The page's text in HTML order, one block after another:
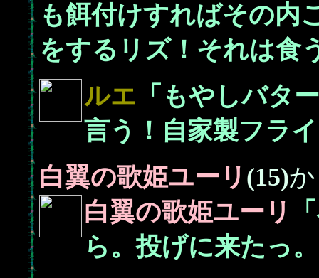
も餌付けすればその内
をするリズ！それは食
ルエ 「もやしバタ
言う！自家製フラ
白翼の歌姫ユーリ (15)
白翼の歌姫ユーリ
ら。投げに来たっ